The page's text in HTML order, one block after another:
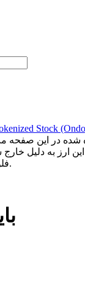
Stock
شده در این صفحه
ارز به دلیل
فلو بروزرسانی نمی‌شود.